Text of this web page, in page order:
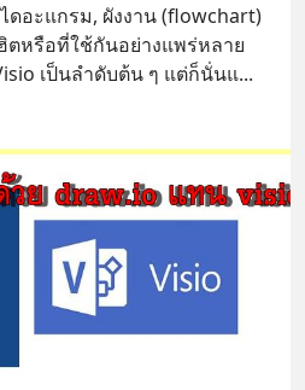
ดอะแกรม, ผังงาน (flowchart)
ตหรือที่ใช้กันอย่างแพร่หลาย
เป็นลำดับต้น ๆ แต่ก็นั่นแ